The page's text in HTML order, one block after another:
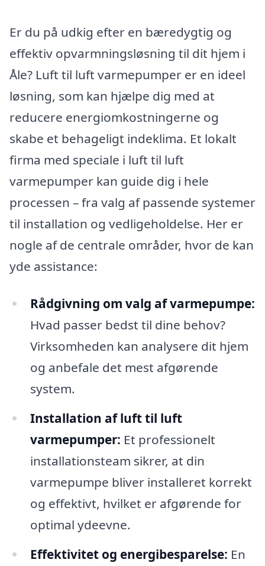
Er du på udkig efter en bæredygtig og
effektiv opvarmningsløsning til dit hjem i
Åle? Luft til luft varmepumper er en ideel
løsning, som kan hjælpe dig med at
reducere energiomkostningerne og
skabe et behageligt indeklima. Et lokalt
firma med speciale i luft til luft
varmepumper kan guide dig i hele
processen – fra valg af passende systemer
til installation og vedligeholdelse. Her er
nogle af de centrale områder, hvor de kan
yde assistance:
Rådgivning om valg af varmepumpe:
Hvad passer bedst til dine behov?
Virksomheden kan analysere dit hjem
og anbefale det mest afgørende
system.
Installation af luft til luft
varmepumper: Et professionelt
installationsteam sikrer, at din
varmepumpe bliver installeret korrekt
og effektivt, hvilket er afgørende for
optimal ydeevne.
Effektivitet og energibesparelse: En